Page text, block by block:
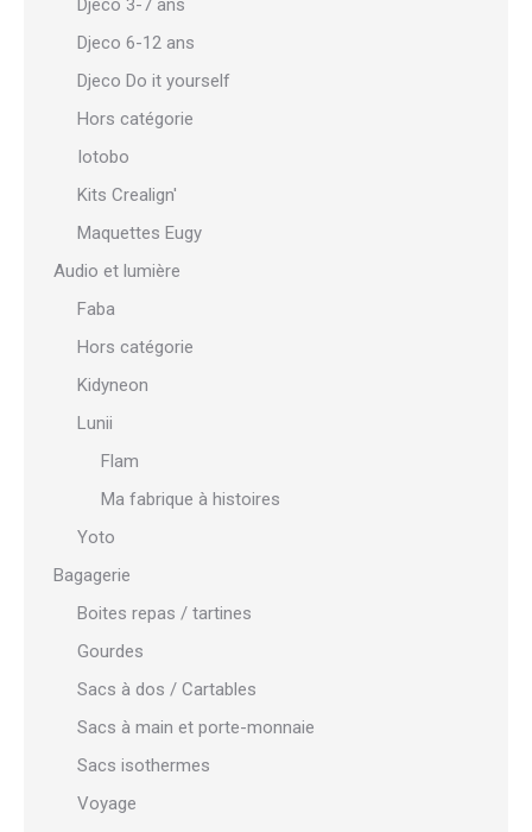
Djeco 3-7 ans
Djeco 6-12 ans
Djeco Do it yourself
Hors catégorie
Iotobo
Kits Crealign'
Maquettes Eugy
Audio et lumière
Faba
Hors catégorie
Kidyneon
Lunii
Flam
Ma fabrique à histoires
Yoto
Bagagerie
Boites repas / tartines
Gourdes
Sacs à dos / Cartables
Sacs à main et porte-monnaie
Sacs isothermes
Voyage